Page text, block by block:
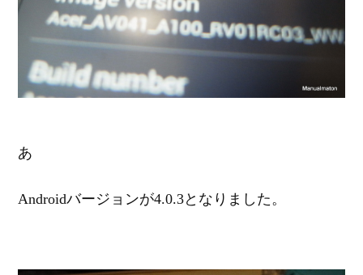
あ
Androidバージョンが4.0.3となりました。